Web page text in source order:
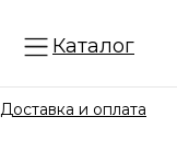
Каталог
Доставка и оплата